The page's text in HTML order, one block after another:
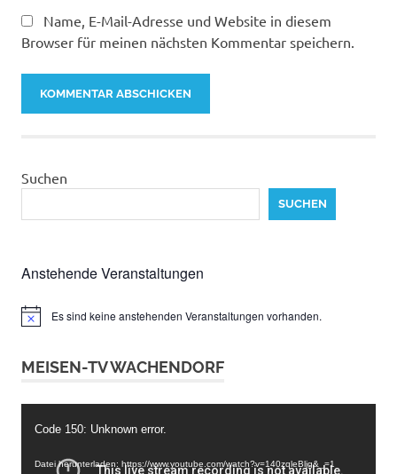
Name, E-Mail-Adresse und Website in diesem
Browser für meinen nächsten Kommentar speichern.
Suchen
SUCHEN
Anstehende Veranstaltungen
HinweisEs sind keine anstehenden Veranstaltungen vorhanden.
MEISEN-TV WACHENDORF
Player
Code 150: Unknown error.
Datei herunterladen: https://www.youtube.com/watch?v=140zqleBljg&_=1